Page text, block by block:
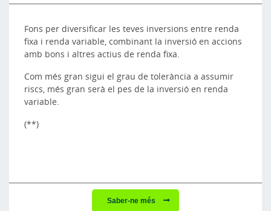
Fons per diversificar les teves inversions entre renda
fixa i renda variable, combinant la inversió en accions
amb bons i altres actius de renda fixa.
Com més gran sigui el grau de tolerància a assumir
riscs, més gran serà el pes de la inversió en renda
variable.
(**)
Saber-ne més